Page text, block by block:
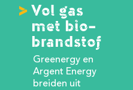
>Vol gas
met bio-
brandstof
Greenergy en
Argent Energy
breiden uit